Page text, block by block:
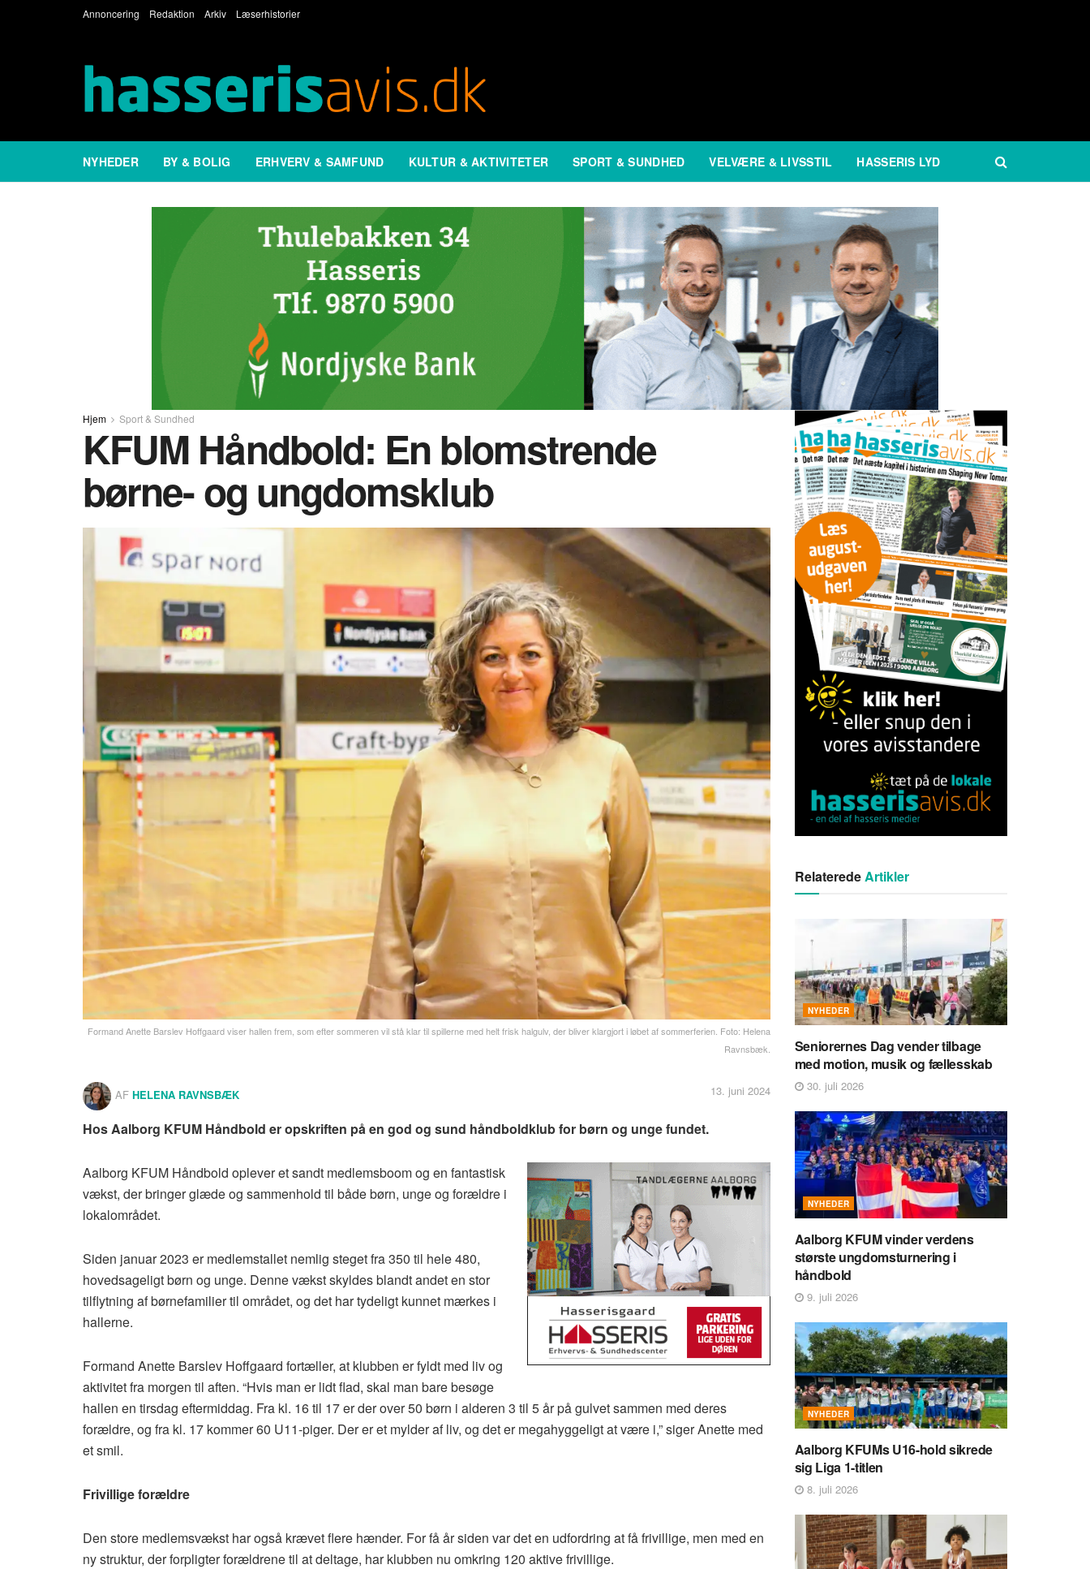
Annoncering Redaktion Arkiv Læserhistorier
NYHEDER BY & BOLIG ERHVERV & SAMFUND KULTUR & AKTIVITETER SPORT & SUNDHED VELVÆRE & LIVSSTIL HASSERIS LYD
Hjem Sport & Sundhed
KFUM Håndbold: En blomstrende
børne- og ungdomsklub
Formand Anette Barslev Hoffgaard viser hallen frem, som efter sommeren vil stå klar til spillerne med helt frisk halgulv, der bliver klargjort i løbet af sommerferien. Foto: Helena
Ravnsbæk.
AF HELENA RAVNSBÆK 13. juni 2024
Hos Aalborg KFUM Håndbold er opskriften på en god og sund håndboldklub for børn og unge fundet.
Aalborg KFUM Håndbold oplever et sandt medlemsboom og en fantastisk
vækst, der bringer glæde og sammenhold til både børn, unge og forældre i
lokalområdet.
Siden januar 2023 er medlemstallet nemlig steget fra 350 til hele 480,
hovedsageligt børn og unge. Denne vækst skyldes blandt andet en stor
tilflytning af børnefamilier til området, og det har tydeligt kunnet mærkes i
hallerne.
Formand Anette Barslev Hoffgaard fortæller, at klubben er fyldt med liv og
aktivitet fra morgen til aften. “Hvis man er lidt flad, skal man bare besøge
hallen en tirsdag eftermiddag. Fra kl. 16 til 17 er der over 50 børn i alderen 3 til 5 år på gulvet sammen med deres
forældre, og fra kl. 17 kommer 60 U11-piger. Der er et mylder af liv, og det er megahyggeligt at være i,” siger Anette med
et smil.
Frivillige forældre
Den store medlemsvækst har også krævet flere hænder. For få år siden var det en udfordring at få frivillige, men med en
ny struktur, der forpligter forældrene til at deltage, har klubben nu omkring 120 aktive frivillige.
RelateredeArtikler
NYHEDER
Seniorernes Dag vender tilbage
med motion, musik og fællesskab
30. juli 2026
NYHEDER
Aalborg KFUM vinder verdens
største ungdomsturnering i
håndbold
9. juli 2026
NYHEDER
Aalborg KFUMs U16-hold sikrede
sig Liga 1-titlen
8. juli 2026